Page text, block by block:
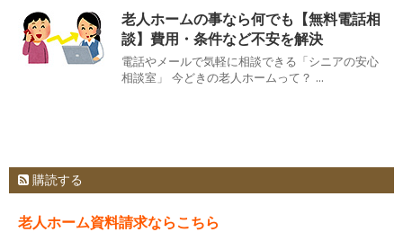
老人ホームの事なら何でも【無料電話相
談】費用・条件など不安を解決
電話やメールで気軽に相談できる「シニアの安心
相談室」 今どきの老人ホームって？ ...
購読する
老人ホーム資料請求ならこちら